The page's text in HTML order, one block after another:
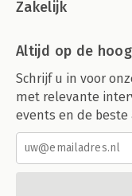
Zakelijk
Altijd op de
Schrijf u in voor
met relevante
events en de beste